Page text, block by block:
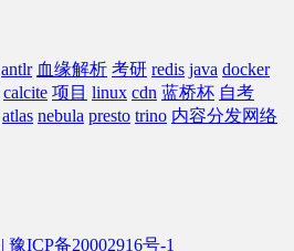
antlr 血缘解析 考研 redis java docker
calcite 项目 linux cdn 蓝桥杯 自考
atlas nebula presto trino 内容分发网络
| 豫ICP备20002916号-1